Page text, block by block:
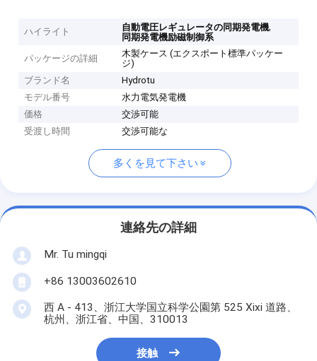
ハイライト 自動電圧レギュレータの同期発電機,
同期発電機励磁制御系
パッケージの詳細
木製ケース (エクスポート標準パッケー
ジ)
ブランド名
Hydrotu
モデル番号
水力電気発電機
価格
交渉可能
受渡し時間
交渉可能な
多くを見て下さい
連絡先の詳細
Mr. Tu mingqi
+86 13003602610
西 A - 413、浙江大学国立科学公園第 525 Xixi 道路、
杭州、浙江省、中国、310013
接触